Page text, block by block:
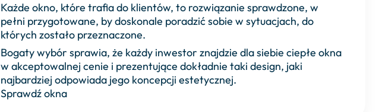
Każde okno, które trafia do klientów, to rozwiązanie sprawdzone, w
pełni przygotowane, by doskonale poradzić sobie w sytuacjach, do
których zostało przeznaczone.
Bogaty wybór sprawia, że każdy inwestor znajdzie dla siebie ciepłe okna
w akceptowalnej cenie i prezentujące dokładnie taki design, jaki
najbardziej odpowiada jego koncepcji estetycznej.
Sprawdź okna